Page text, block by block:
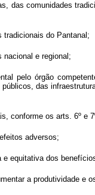
das comunidades
tradicionais do Pantanal;
nacional e regional;
pelo órgão
das
conforme os arts. 6º e
adversos;
equitativa dos
a produtividade e